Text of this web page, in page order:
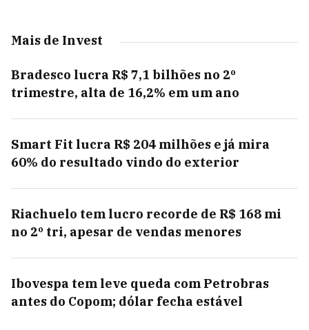
Mais de Invest
Bradesco lucra R$ 7,1 bilhões no 2º
trimestre, alta de 16,2% em um ano
Smart Fit lucra R$ 204 milhões e já mira
60% do resultado vindo do exterior
Riachuelo tem lucro recorde de R$ 168 mi
no 2º tri, apesar de vendas menores
Ibovespa tem leve queda com Petrobras
antes do Copom; dólar fecha estável